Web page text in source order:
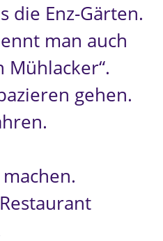
die Enz-Gärten.
man auch
Mühlacker“.
gehen.